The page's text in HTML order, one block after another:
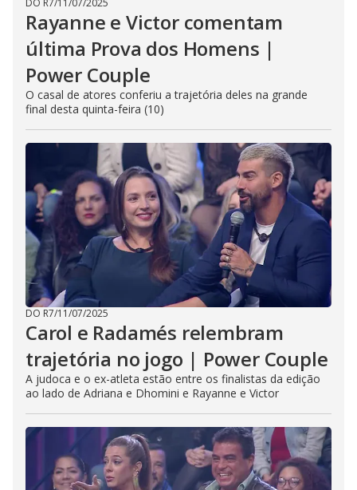
DO R7/11/07/2025
Rayanne e Victor comentam
última Prova dos Homens |
Power Couple
O casal de atores conferiu a trajetória deles na grande
final desta quinta-feira (10)
DO R7/11/07/2025
Carol e Radamés relembram
trajetória no jogo | Power Couple
A judoca e o ex-atleta estão entre os finalistas da edição
ao lado de Adriana e Dhomini e Rayanne e Victor